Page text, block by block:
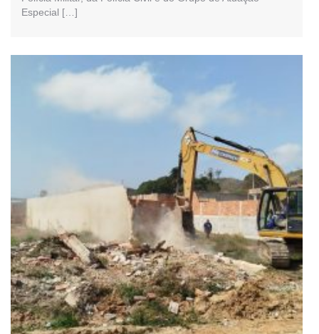
Especial […]